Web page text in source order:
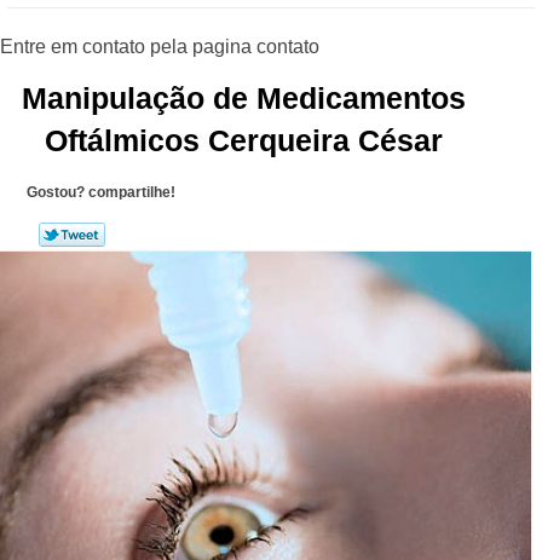
Manipulação de Medicamentos
Oftálmicos Cerqueira César
Gostou? compartilhe!